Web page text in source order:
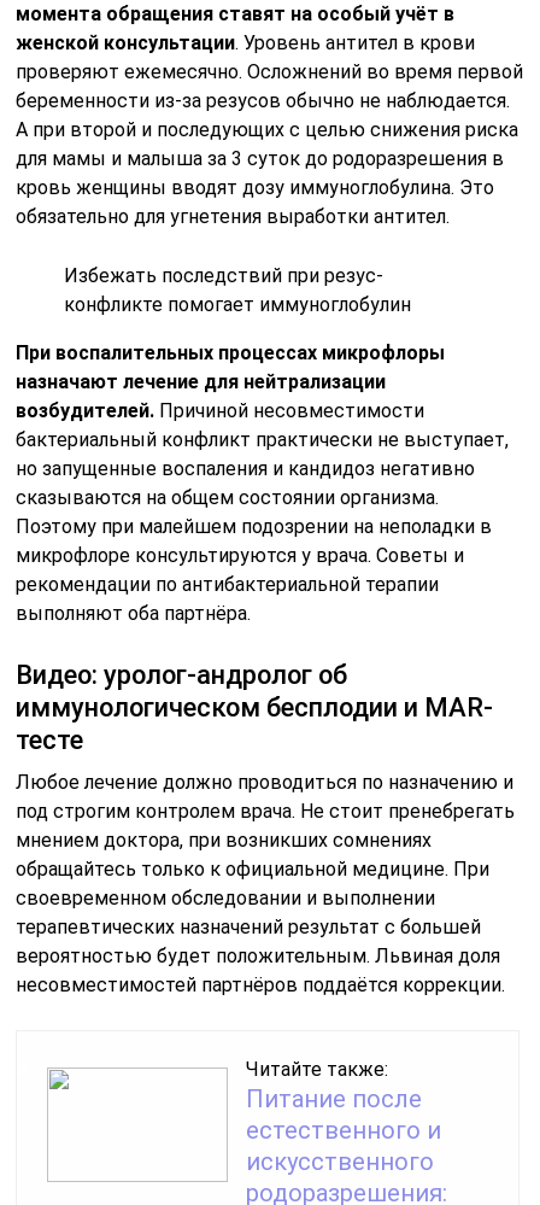
момента обращения ставят на особый учёт в
женской консультации. Уровень антител в крови
проверяют ежемесячно. Осложнений во время первой
беременности из-за резусов обычно не наблюдается.
А при второй и последующих с целью снижения риска
для мамы и малыша за 3 суток до родоразрешения в
кровь женщины вводят дозу иммуноглобулина. Это
обязательно для угнетения выработки антител.
Избежать последствий при резус-
конфликте помогает иммуноглобулин
При воспалительных процессах микрофлоры
назначают лечение для нейтрализации
возбудителей. Причиной несовместимости
бактериальный конфликт практически не выступает,
но запущенные воспаления и кандидоз негативно
сказываются на общем состоянии организма.
Поэтому при малейшем подозрении на неполадки в
микрофлоре консультируются у врача. Советы и
рекомендации по антибактериальной терапии
выполняют оба партнёра.
Видео: уролог-андролог об
иммунологическом бесплодии и MAR-
тесте
Любое лечение должно проводиться по назначению и
под строгим контролем врача. Не стоит пренебрегать
мнением доктора, при возникших сомнениях
обращайтесь только к официальной медицине. При
своевременном обследовании и выполнении
терапевтических назначений результат с большей
вероятностью будет положительным. Львиная доля
несовместимостей партнёров поддаётся коррекции.
Читайте также:
Питание после
естественного и
искусственного
родоразрешения: